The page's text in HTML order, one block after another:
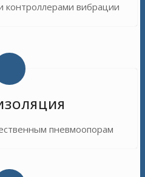
контроллерами вибрации
пневмоопорам